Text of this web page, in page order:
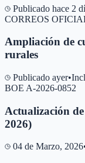
Publicado hace 2
CORREOS
Ampliación de
rurales
Publicado ayer•
BOE A-2026-0852
Actualización
2026)
04 de Marzo, 2026